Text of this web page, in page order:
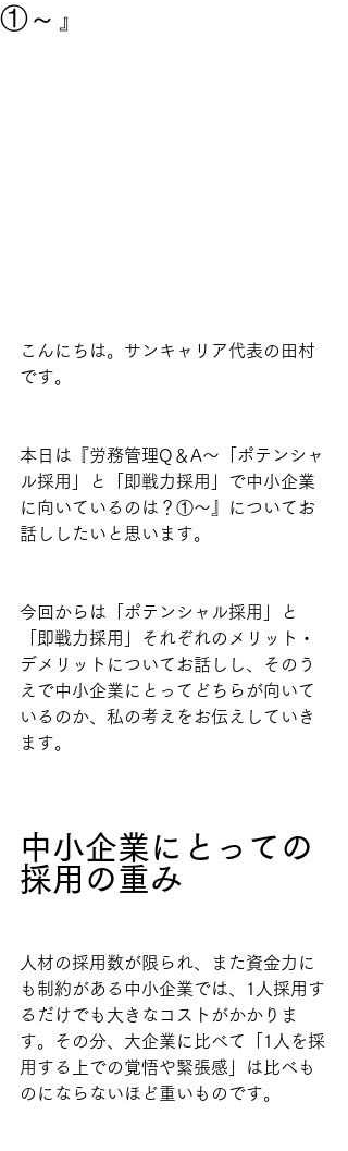
①～』
こんにちは。サンキャリア代表の田村
です。
本日は『労務管理Q＆A～「ポテンシャ
ル採用」と「即戦力採用」で中小企業
に向いているのは？①～』についてお
話ししたいと思います。
今回からは「ポテンシャル採用」と
「即戦力採用」それぞれのメリット・
デメリットについてお話しし、そのう
えで中小企業にとってどちらが向いて
いるのか、私の考えをお伝えしていき
ます。
中小企業にとっての
採用の重み
人材の採用数が限られ、また資金力に
も制約がある中小企業では、1人採用す
るだけでも大きなコストがかかりま
す。その分、大企業に比べて「1人を採
用する上での覚悟や緊張感」は比べも
のにならないほど重いものです。